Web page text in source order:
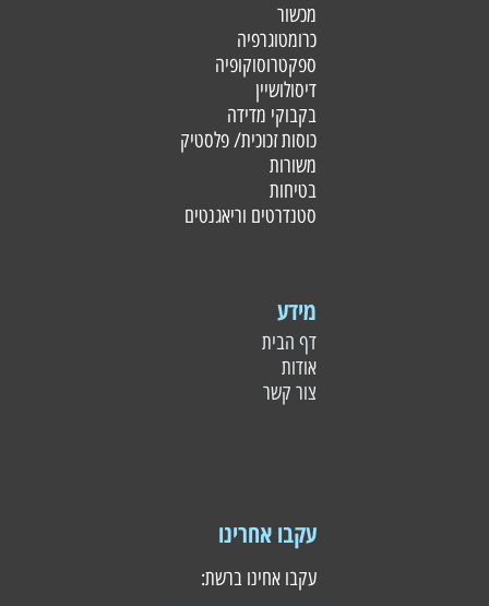
מכשור
כרומטוגרפיה
ספקטרוסוקופיה
דיסולושיין
בקבוקי מדידה
כוסות זכוכית/ פלסטיק
משורות
בטיחות
סטנדרטים וריאגנטים
מידע
דף הבית
אודות
צור קשר
עקבו אחרינו
עקבו אחינו ברשת: